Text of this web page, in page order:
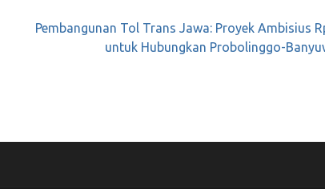
Pembangunan Tol Trans Jawa: Proyek Ambisius
untuk Hubungkan Probolinggo-